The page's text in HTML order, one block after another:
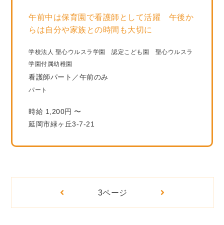
午前中は保育園で看護師として活躍 午後か
らは自分や家族との時間も大切に
学校法人 聖心ウルスラ学園 認定こども園 聖心ウルスラ
学園付属幼稚園
看護師パート／午前のみ
パート
時給 1,200円 〜
延岡市緑ヶ丘3-7-21
3ページ